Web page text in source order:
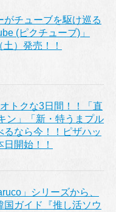
がチューブを駆け巡る
(ピクチューブ)」
）発売！！
トクな3日間！！「直
ン」「新・特うまプル
るなら今！！ピザハッ
日開始！！
」シリーズから、
国ガイド『推し活ソウ